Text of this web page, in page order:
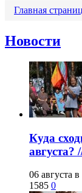
Главная
Новости
​Куда
06 августа
1585 0